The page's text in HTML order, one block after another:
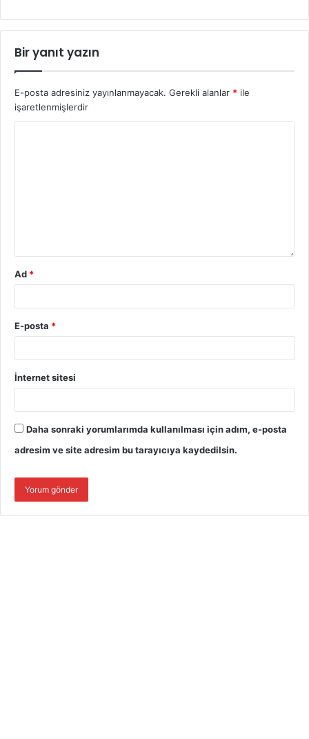
Bir yanıt yazın
E-posta adresiniz yayınlanmayacak. Gerekli alanlar * ile
işaretlenmişlerdir
Ad *
E-posta *
İnternet sitesi
Daha sonraki yorumlarımda kullanılması için adım, e-posta
adresim ve site adresim bu tarayıcıya kaydedilsin.